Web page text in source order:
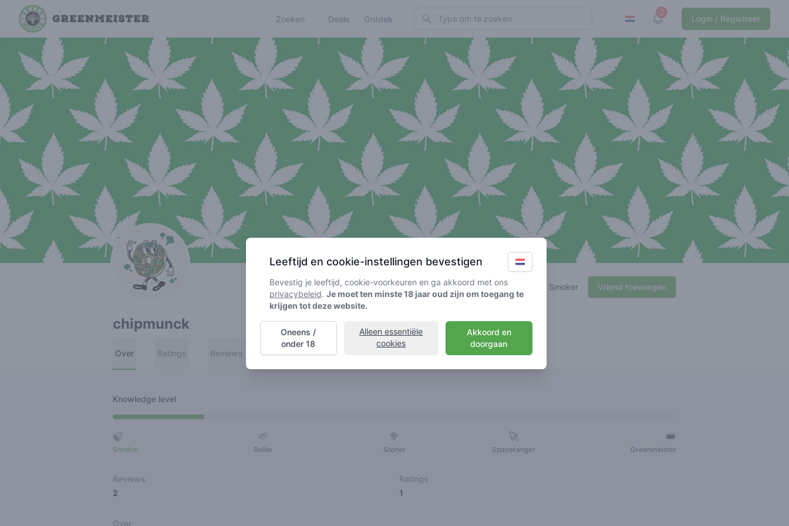
Zoeken Deals Ontdek Search 2
View notifications
Login / Registreer
🍃 Smoker Vriend toevoegen
chipmunck
Over Ratings Reviews Vrienden
Knowledge level
🍃
Smoker
🌱
Roller
🥦
Stoner
🚀
Spaceranger
👑
Greenmeister
Reviews
2
Ratings
1
Over
Leeftijd en cookie-instellingen bevestigen
Bevestig je leeftijd, cookie-voorkeuren en ga akkoord met ons
privacybeleid. Je moet ten minste 18 jaar oud zijn om toegang te
krijgen tot deze website.
Akkoord en
doorgaan
Alleen essentiële
cookies
Oneens /
onder 18